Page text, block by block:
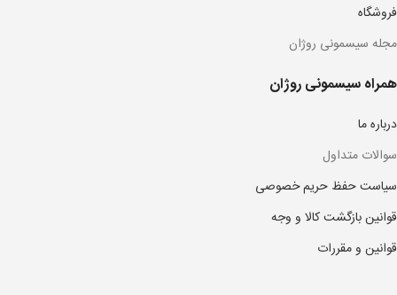
فروشگاه
مجله سیسمونی روژان
همراه سیسمونی روژان
درباره ما
سوالات متداول
سیاست حفظ حریم خصوصی
قوانین بازگشت کالا و وجه
قوانین و مقررات